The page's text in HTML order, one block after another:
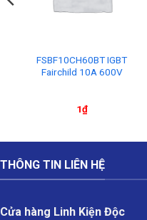
FSBF10CH60BT IGBT
Fairchild 10A 600V
1₫
THÔNG TIN LIÊN HỆ
Cửa hàng Linh Kiện Độc